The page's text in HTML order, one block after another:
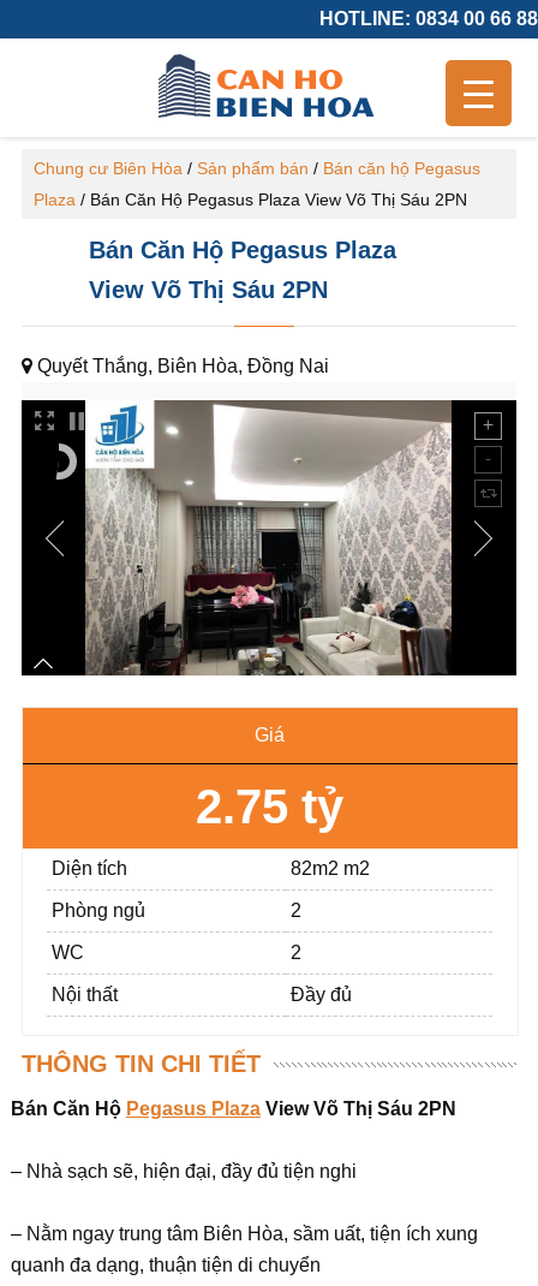
HOTLINE: 0834 00 66 88
Chung cư Biên Hòa / Sản phẩm bán / Bán căn hộ Pegasus
Plaza / Bán Căn Hộ Pegasus Plaza View Võ Thị Sáu 2PN
Bán Căn Hộ Pegasus Plaza
View Võ Thị Sáu 2PN
Quyết Thắng, Biên Hòa, Đồng Nai
Giá
2.75 tỷ
Diện tích 82m2 m2
Phòng ngủ 2
WC 2
Nội thất Đầy đủ
THÔNG TIN CHI TIẾT
Bán Căn Hộ Pegasus PlazaView Võ Thị Sáu 2PN
– Nhà sạch sẽ, hiện đại, đầy đủ tiện nghi
– Nằm ngay trung tâm Biên Hòa, sầm uất, tiện ích xung
quanh đa dạng, thuận tiện di chuyển